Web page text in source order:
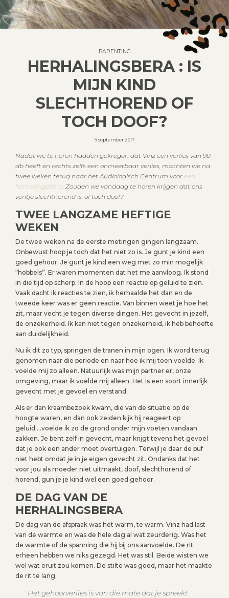
PARENTING
HERHALINGSBERA : IS
MIJN KIND
SLECHTHOREND OF
TOCH DOOF?
9 september 2017
Nadat we te horen hadden gekregen dat Vinz een verlies van 90
db heeft en rechts zelfs een onmeetbaar verlies, mochten we na
twee weken terug naar het Audiologisch Centrum voor een
herhalingsBera. Zouden we vandaag te horen krijgen dat ons
ventje slechthorend is, of toch doof?
TWEE LANGZAME HEFTIGE
WEKEN
De twee weken na de eerste metingen gingen langzaam.
Onbewust hoop je toch dat het niet zo is. Je gunt je kind een
goed gehoor. Je gunt je kind een weg met zo min mogelijk
“hobbels”. Er waren momenten dat het me aanvloog. Ik stond
in die tijd op scherp. In de hoop een reactie op geluid te zien.
Vaak dacht ik reacties te zien, ik herhaalde het dan en de
tweede keer was er geen reactie. Van binnen weet je hoe het
zit, maar vecht je tegen diverse dingen. Het gevecht in jezelf,
de onzekerheid. Ik kan niet tegen onzekerheid, ik heb behoefte
aan duidelijkheid.
Nu ik dit zo typ, springen de tranen in mijn ogen. Ik word terug
genomen naar die periode en naar hoe ik mij toen voelde. Ik
voelde mij zo alleen. Natuurlijk was mijn partner er, onze
omgeving, maar ik voelde mij alleen. Het is een soort innerlijk
gevecht met je gevoel en verstand.
Als er dan kraambezoek kwam, die van de situatie op de
hoogte waren, en dan ook zeiden kijk hij reageert op
geluid….voelde ik zo de grond onder mijn voeten vandaan
zakken. Je bent zelf in gevecht, maar krijgt tevens het gevoel
dat je ook een ander moet overtuigen. Terwijl je daar de puf
niet hebt omdat je in je eigen gevecht zit. Ondanks dat het
voor jou als moeder niet uitmaakt, doof, slechthorend of
horend, gun je je kind wel een goed gehoor.
DE DAG VAN DE
HERHALINGSBERA
De dag van de afspraak was het warm, te warm. Vinz had last
van de warmte en was de hele dag al wat zeurderig. Was het
de warmte of de spanning die hij bij ons aanvoelde. De rit
erheen hebben we niks gezegd. Het was stil. Beide wisten we
wel wat eruit zou komen. De stilte was goed, maar het maakte
de rit te lang.
Het gehoorverlies is van die mate dat je spreekt